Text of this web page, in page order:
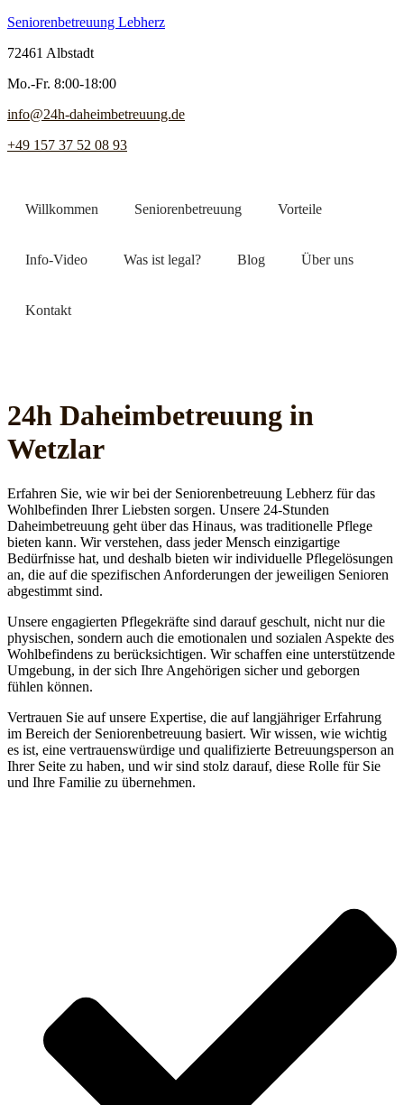
Seniorenbetreuung Lebherz
72461 Albstadt
Mo.-Fr. 8:00-18:00
info@24h-daheimbetreuung.de
+49 157 37 52 08 93
Willkommen Seniorenbetreuung Vorteile
Info-Video Was ist legal? Blog Über uns
Kontakt
24h Daheim­betreuung in
Wetzlar
Erfahren Sie, wie wir bei der Seniorenbetreuung Lebherz für das
Wohlbefinden Ihrer Liebsten sorgen. Unsere 24-Stunden
Daheimbetreuung geht über das Hinaus, was traditionelle Pflege
bieten kann. Wir verstehen, dass jeder Mensch einzigartige
Bedürfnisse hat, und deshalb bieten wir individuelle Pflegelösungen
an, die auf die spezifischen Anforderungen der jeweiligen Senioren
abgestimmt sind.
Unsere engagierten Pflegekräfte sind darauf geschult, nicht nur die
physischen, sondern auch die emotionalen und sozialen Aspekte des
Wohlbefindens zu berücksichtigen. Wir schaffen eine unterstützende
Umgebung, in der sich Ihre Angehörigen sicher und geborgen
fühlen können.
Vertrauen Sie auf unsere Expertise, die auf langjähriger Erfahrung
im Bereich der Seniorenbetreuung basiert. Wir wissen, wie wichtig
es ist, eine vertrauenswürdige und qualifizierte Betreuungsperson an
Ihrer Seite zu haben, und wir sind stolz darauf, diese Rolle für Sie
und Ihre Familie zu übernehmen.